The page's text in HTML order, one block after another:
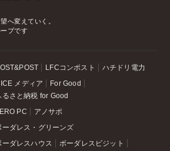
へ変えていく。
プです
LFCコンポスト ハチドリ電力
メディア
For Good
るさと納税 for Good
PC アノサポ
ーダレス・グリーンズ
ーダレスハウス
ボーダレスビジット